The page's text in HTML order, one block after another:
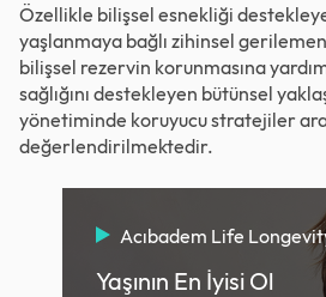
Özellikle bilişsel esnekliği
yaşlanmaya bağlı zihinsel
bilişsel rezervin korunmasına
sağlığını destekleyen bütünsel
yönetiminde koruyucu stratejiler
değerlendirilmektedir.
Acıbadem Life
Yaşının En İyisi Ol